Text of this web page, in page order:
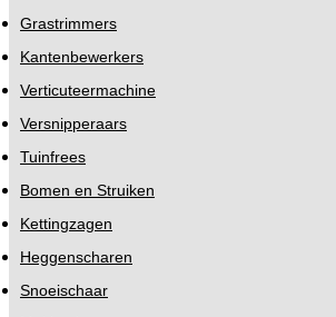
Grastrimmers
Kantenbewerkers
Verticuteermachine
Versnipperaars
Tuinfrees
Bomen en Struiken
Kettingzagen
Heggenscharen
Snoeischaar